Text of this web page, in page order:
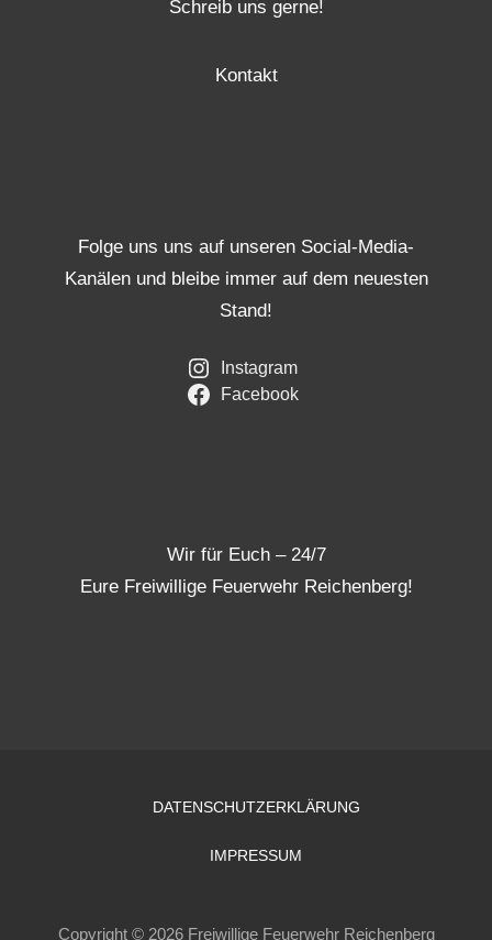
Schreib uns gerne!
Kontakt
Folge uns uns auf unseren Social-Media-
Kanälen und bleibe immer auf dem neuesten
Stand!
Instagram
Facebook
Wir für Euch – 24/7
Eure Freiwillige Feuerwehr Reichenberg!
DATENSCHUTZERKLÄRUNG
IMPRESSUM
Copyright © 2026 Freiwillige Feuerwehr Reichenberg